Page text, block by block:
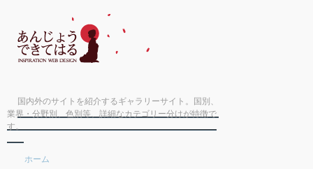
国内外のサイトを紹介するギャラリーサイト。国別、
業界・分野別、色別等、詳細なカテゴリー分けが特徴で
す。
ホーム